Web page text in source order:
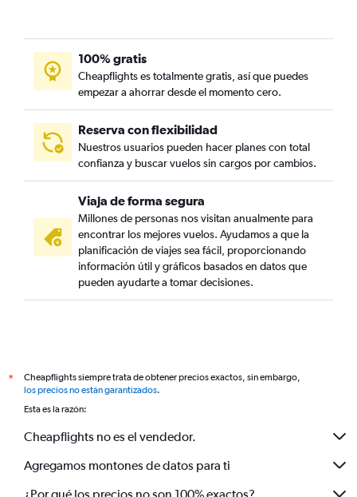
100% gratis
Cheapflights es totalmente gratis, así que puedes
empezar a ahorrar desde el momento cero.
Reserva con flexibilidad
Nuestros usuarios pueden hacer planes con total
confianza y buscar vuelos sin cargos por cambios.
Viaja de forma segura
Millones de personas nos visitan anualmente para
encontrar los mejores vuelos. Ayudamos a que la
planificación de viajes sea fácil, proporcionando
información útil y gráficos basados en datos que
pueden ayudarte a tomar decisiones.
*
Cheapflights siempre trata de obtener precios exactos, sin embargo,
los precios no están garantizados.
Esta es la razón:
Cheapflights no es el vendedor.
Agregamos montones de datos para ti
¿Por qué los precios no son 100% exactos?